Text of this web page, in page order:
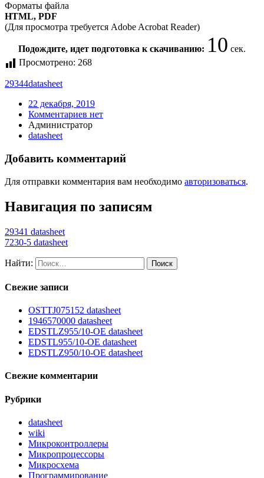
Форматы файла
HTML, PDF
(Для просмотра требуется Adobe Acrobat Reader)
Подождите, идет подготовка к скачиванию: 10 сек.
Просмотрено: 268
29344datasheet
22 декабря, 2019
Комментариев нет
Администратор
datasheet
Добавить комментарий
Для отправки комментария вам необходимо авторизоваться.
Навигация по записям
29341 datasheet
7230-5 datasheet
Найти:
Свежие записи
OSTTJ075152 datasheet
1946570000 datasheet
EDSTLZ955/10-OE datasheet
EDSTL955/10-OE datasheet
EDSTLZ950/10-OE datasheet
Свежие комментарии
Рубрики
datasheet
wiki
Микроконтроллеры
Микропроцессоры
Микросхема
Программирование